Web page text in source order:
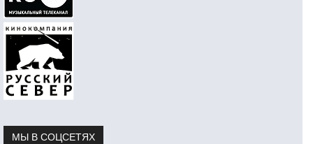
МЫ В СОЦСЕТЯХ